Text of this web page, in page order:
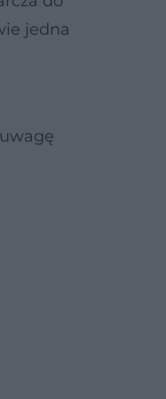
jedna